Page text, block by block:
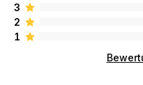
3
2
1